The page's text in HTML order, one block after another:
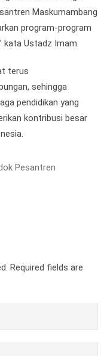
Maskumambang
program-program
kata Ustadz Imam.
terus
sehingga
pendidikan yang
kontribusi besar
Pesantren
Required fields are